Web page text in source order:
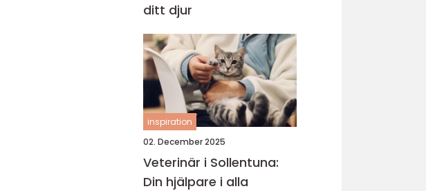
ditt djur
inspiration
02. December 2025
Veterinär i Sollentuna:
Din hjälpare i alla